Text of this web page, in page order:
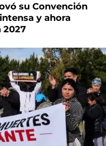
su Convención
y ahora
2027